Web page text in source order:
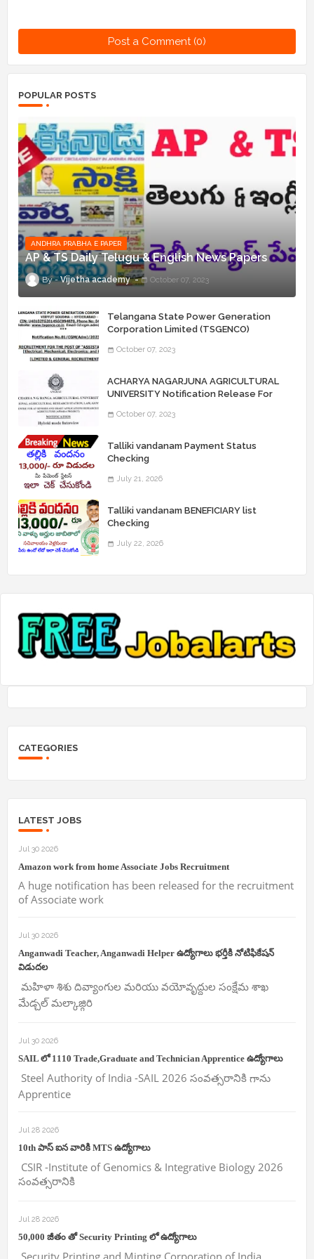
Post a Comment (0)
POPULAR POSTS
ANDHRA PRABHA E PAPER
AP & TS Daily Telugu & English News Papers
Vijetha academy October 07, 2023
Telangana State Power Generation
Corporation Limited (TSGENCO)
“Assistant Engineers" Posts
October 07, 2023
ACHARYA NAGARJUNA AGRICULTURAL
UNIVERSITY Notification Release For
October 07, 2023
Talliki vandanam Payment Status
Checking
July 21, 2026
Talliki vandanam BENEFICIARY list
Checking
July 22, 2026
CATEGORIES
LATEST JOBS
Jul 30 2026
Amazon work from home Associate Jobs Recruitment
A huge notification has been released for the recruitment
of Associate work
Jul 30 2026
Anganwadi Teacher, Anganwadi Helper ఉద్యోగాలు భర్తీకి నోటిఫికేషన్
విడుదల
మహిళా శిశు దివ్యాంగుల మరియు వయోవృద్దుల సంక్షేమ శాఖ
మేడ్చల్ మల్కాజ్గిరి
Jul 30 2026
SAIL లో 1110 Trade,Graduate and Technician Apprentice ఉద్యోగాలు
Steel Authority of India -SAIL 2026 సంవత్సరానికి గాను
Apprentice
Jul 28 2026
10th పాస్ ఐన వారికి MTS ఉద్యోగాలు
CSIR -Institute of Genomics & Integrative Biology 2026
సంవత్సరానికి
Jul 28 2026
50,000 జీతం తో Security Printing లో ఉద్యోగాలు